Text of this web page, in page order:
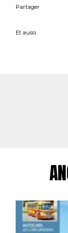
Partager
Et aussi